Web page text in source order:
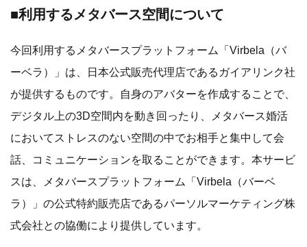
■利用するメタバース空間について
今回利用するメタバースプラットフォーム「Virbela（バ
ーベラ）」は、日本公式販売代理店であるガイアリンク社
が提供するものです。自身のアバターを作成することで、
デジタル上の3D空間内を動き回ったり、メタバース婚活
においてストレスのない空間の中でお相手と集中して会
話、コミュニケーションを取ることができます。本サービ
スは、メタバースプラットフォーム「Virbela（バーベ
ラ）」の公式特約販売店であるパーソルマーケティング株
式会社との協働により提供しています。